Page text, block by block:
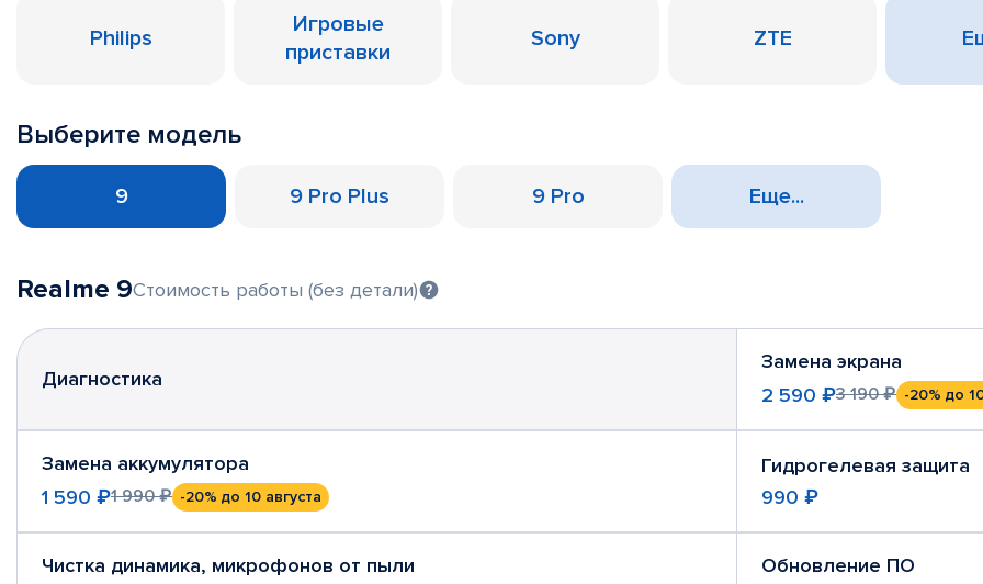
Philips
Игровые
приставки
Sony ZTE
Выберите модель
9 9 Pro Plus 9 Pro Еще...
Realme 9Стоимость работы (без детали)
Диагностика
Замена экрана
2 590 ₽3 190 ₽ -20% до
Замена аккумулятора
1 590 ₽1 990 ₽ -20% до 10 августа
Гидрогелевая защита
990 ₽
Чистка динамика, микрофонов от пыли
Обновление ПО